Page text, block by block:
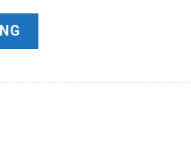
vân số lượng